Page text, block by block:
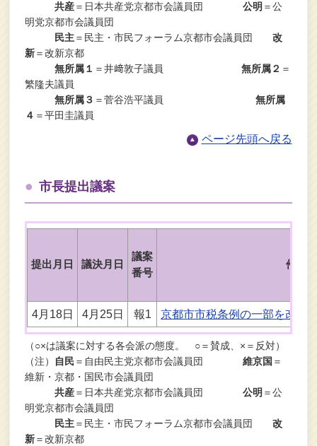
共産＝日本共産党京都市会議員団公明 ＝公
明党京都市会議員団
民主＝民主・市民フォーラム京都市会議員団改
新＝改新京都
無所属１ ＝井﨑敦子議員 無所属２ ＝
繁隆夫議員
無所属３ ＝菅谷浩平議員無所属
４ ＝平田圭議員
ページ先頭へ戻る
市長提出議案
提出月日 議決月日
議案
番号
件名
4月18日 4月25日 報1 京都市市税条例の一部を改正
（○×は議案に対する各会派の態度。 ○＝賛成、×＝反対）
（注）
自民＝自由民主党京都市会議員団維京国 ＝
維新・京都・国民市会議員団
共産＝日本共産党京都市会議員団公明 ＝公
明党京都市会議員団
民主＝民主・市民フォーラム京都市会議員団改
新＝改新京都